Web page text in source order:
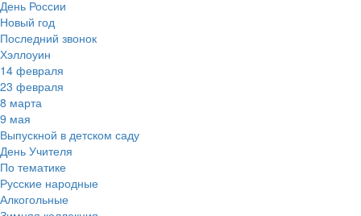
День России
Новый год
Последний звонок
Хэллоуин
14 февраля
23 февраля
8 марта
9 мая
Выпускной в детском саду
День Учителя
По тематике
Русские народные
Алкогольные